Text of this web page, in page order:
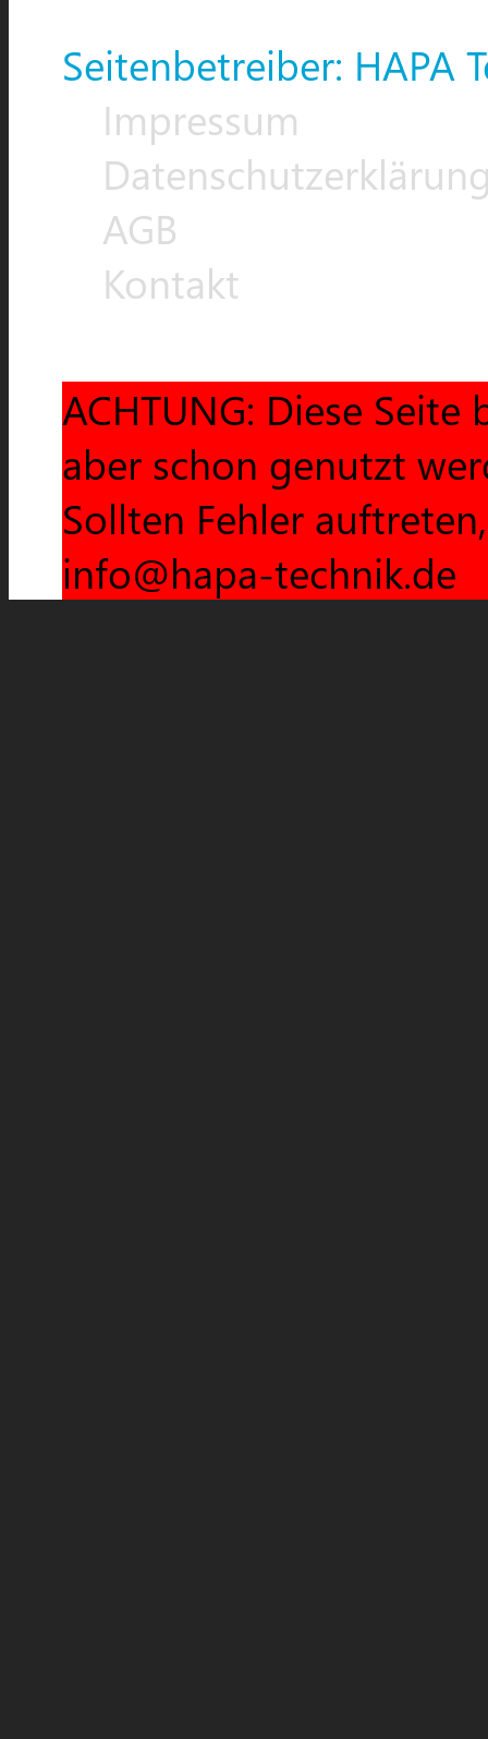
Seitenbetreiber: HAPA
Impressum
AGB
Kontakt
ACHTUNG: Diese
aber schon genutzt
Sollten Fehler
info@hapa-technik.de